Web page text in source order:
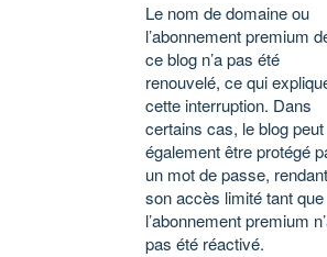
Le nom de domaine ou
l’abonnement premium
ce blog n’a pas été
renouvelé, ce qui
cette interruption. Dans
certains cas, le blog peut
également être protégé
un mot de passe, rendant
son accès limité tant que
l’abonnement premium
pas été réactivé.